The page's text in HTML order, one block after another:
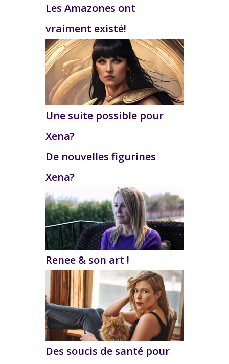
Les Amazones ont
vraiment existé!
Une suite possible pour
Xena?
De nouvelles figurines
Xena?
Renee & son art !
Des soucis de santé pour